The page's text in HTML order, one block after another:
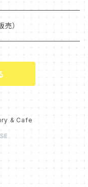
）
& Cafe